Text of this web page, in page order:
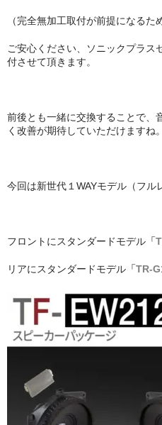
（完全無加工取付が前提になるた
ご安心ください、ソニックプラス
付させて頂きます。
前後とも一緒に交換することで、
く改善が期待していただけますね。
今回は新世代１WAYモデル（フル
フロントにスタンダードモデル 「
リアにスタンダードモデル 「TR-